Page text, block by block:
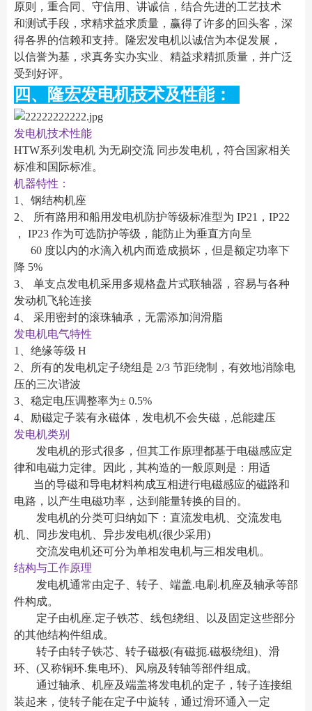
原则，重合同、守信用、讲诚信，结合先进的工艺技术
和测试手段，求精求益求质量，赢得了许多的回头客，深
得各界的信赖和支持。隆宏发电机以诚信为本促发展，
以信誉为基，求真务实办实业、精益求精抓质量，并广泛
受到好评。
四、隆宏发电机技术及性能：
发电机技术性能
HTW系列发电机 为无刷交流 同步发电机，符合国家相关
标准和国际标准。
机器特性：
1、钢结构机座
2、 所有路用和船用发电机防护等级标准型为 IP21，IP22
， IP23 作为可选防护等级，能防止为垂直方向呈
60 度以内的水滴入机内而造成损坏，但是额定功率下
降 5%
3、 单支点发电机采用多规格盘片式联轴器，容易与各种
发动机飞轮连接
4、 采用密封的滚珠轴承，无需添加润滑脂
发电机电气特性
1、绝缘等级 H
2、所有的发电机定子绕组是 2/3 节距绕制，有效地消除电
压的三次谐波
3、稳定电压调整率为± 0.5%
4、励磁定子装有永磁体，发电机不会失磁，总能建压
发电机类别
发电机的形式很多，但其工作原理都基于电磁感应定
律和电磁力定律。因此，其构造的一般原则是：用适
当的导磁和导电材料构成互相进行电磁感应的磁路和
电路，以产生电磁功率，达到能量转换的目的。
发电机的分类可归纳如下：直流发电机、交流发电
机、同步发电机、异步发电机(很少采用)
交流发电机还可分为单相发电机与三相发电机。
结构与工作原理
发电机通常由定子、转子、端盖.电刷.机座及轴承等部
件构成。
定子由机座.定子铁芯、线包绕组、以及固定这些部分
的其他结构件组成。
转子由转子铁芯、转子磁极(有磁扼.磁极绕组)、滑
环、(又称铜环.集电环)、风扇及转轴等部件组成。
通过轴承、机座及端盖将发电机的定子，转子连接组
装起来，使转子能在定子中旋转，通过滑环通入一定